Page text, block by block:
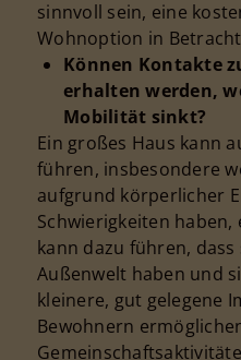
sinnvoll sein, eine
Wohnoption in
Können Kontakte
erhalten werden,
Mobilität sinkt?
Ein großes Haus kann
führen, insbesondere
aufgrund körperlicher
Schwierigkeiten haben,
kann dazu führen,
Außenwelt haben und
kleinere, gut gelegene
Bewohnern